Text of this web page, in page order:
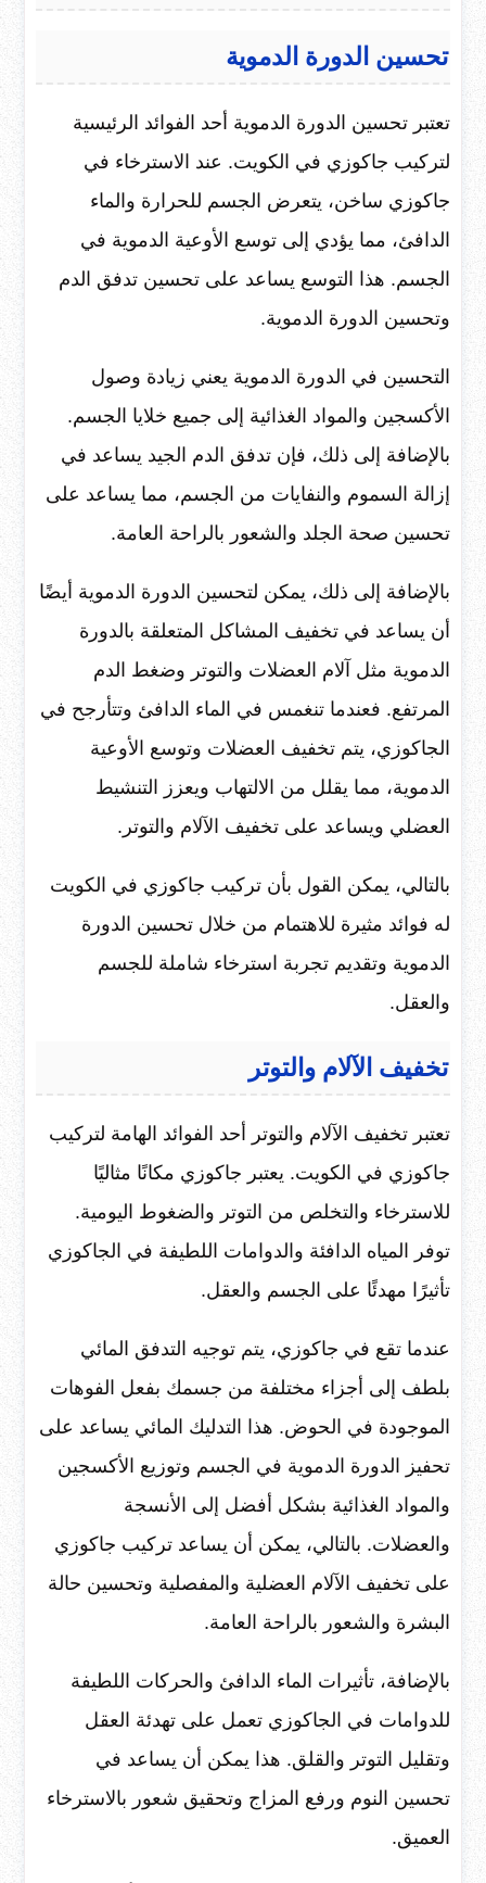
تحسين الدورة الدموية
تعتبر تحسين الدورة الدموية أحد الفوائد الرئيسية
لتركيب جاكوزي في الكويت. عند الاسترخاء في
جاكوزي ساخن، يتعرض الجسم للحرارة والماء
الدافئ، مما يؤدي إلى توسع الأوعية الدموية في
الجسم. هذا التوسع يساعد على تحسين تدفق الدم
وتحسين الدورة الدموية.
التحسين في الدورة الدموية يعني زيادة وصول
الأكسجين والمواد الغذائية إلى جميع خلايا الجسم.
بالإضافة إلى ذلك، فإن تدفق الدم الجيد يساعد في
إزالة السموم والنفايات من الجسم، مما يساعد على
تحسين صحة الجلد والشعور بالراحة العامة.
بالإضافة إلى ذلك، يمكن لتحسين الدورة الدموية أيضًا
أن يساعد في تخفيف المشاكل المتعلقة بالدورة
الدموية مثل آلام العضلات والتوتر وضغط الدم
المرتفع. فعندما تنغمس في الماء الدافئ وتتأرجح في
الجاكوزي، يتم تخفيف العضلات وتوسع الأوعية
الدموية، مما يقلل من الالتهاب ويعزز التنشيط
العضلي ويساعد على تخفيف الآلام والتوتر.
بالتالي، يمكن القول بأن تركيب جاكوزي في الكويت
له فوائد مثيرة للاهتمام من خلال تحسين الدورة
الدموية وتقديم تجربة استرخاء شاملة للجسم
والعقل.
تخفيف الآلام والتوتر
تعتبر تخفيف الآلام والتوتر أحد الفوائد الهامة لتركيب
جاكوزي في الكويت. يعتبر جاكوزي مكانًا مثاليًا
للاسترخاء والتخلص من التوتر والضغوط اليومية.
توفر المياه الدافئة والدوامات اللطيفة في الجاكوزي
تأثيرًا مهدئًا على الجسم والعقل.
عندما تقع في جاكوزي، يتم توجيه التدفق المائي
بلطف إلى أجزاء مختلفة من جسمك بفعل الفوهات
الموجودة في الحوض. هذا التدليك المائي يساعد على
تحفيز الدورة الدموية في الجسم وتوزيع الأكسجين
والمواد الغذائية بشكل أفضل إلى الأنسجة
والعضلات. بالتالي، يمكن أن يساعد تركيب جاكوزي
على تخفيف الآلام العضلية والمفصلية وتحسين حالة
البشرة والشعور بالراحة العامة.
بالإضافة، تأثيرات الماء الدافئ والحركات اللطيفة
للدوامات في الجاكوزي تعمل على تهدئة العقل
وتقليل التوتر والقلق. هذا يمكن أن يساعد في
تحسين النوم ورفع المزاج وتحقيق شعور بالاسترخاء
العميق.